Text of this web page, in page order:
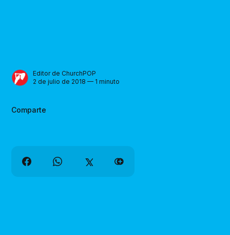
Editor de ChurchPOP
2 de julio de 2018 — 1 minuto
Comparte